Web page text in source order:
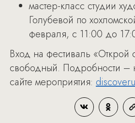
мастер-класс студии
Голубевой по
февраля, с 11:00 до
Вход на фестиваль
свободный. Подробности –
сайте мероприятия: